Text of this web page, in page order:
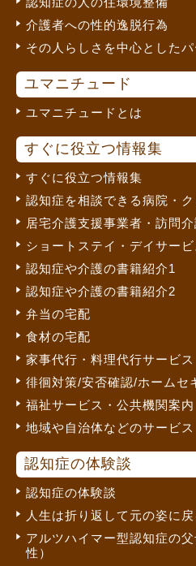
介護者への性的逸脱行為
その人らしさを中心とした
ユマニチュード
ユマニチュードとは
すぐに役立つ情報集
すぐに役立つ情報集
認知症を相談できる病院・ク
居宅介護支援事業者・訪問
ショートステイ・デイサー
認知症や介護の書籍紹介1
認知症や介護の書籍紹介2
弁当の宅配
食材の宅配
家事代行・料理代行サービス
徘徊対策/安否確認/ホームセ
福祉サービス・公共機関案内
地域や自治体などのサービス
認知症の体験談
認知症の体験談
人生は折り返して元の姿に
アルツハイマー型認知症の
性）